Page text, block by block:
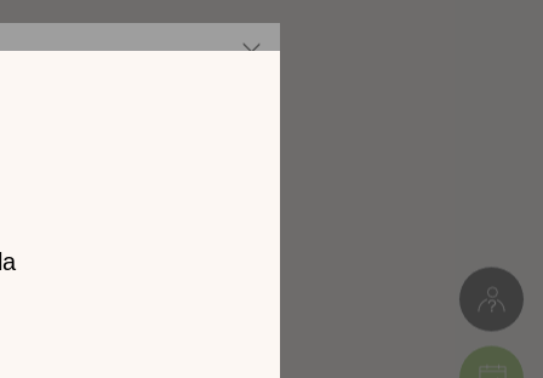
L. 160cm * H.49cm * P.45cm
Colis 1 : 39 x 9 x 165 cm (30kg)
Colis 2 : 46 x 11 x 168 cm (35kg)